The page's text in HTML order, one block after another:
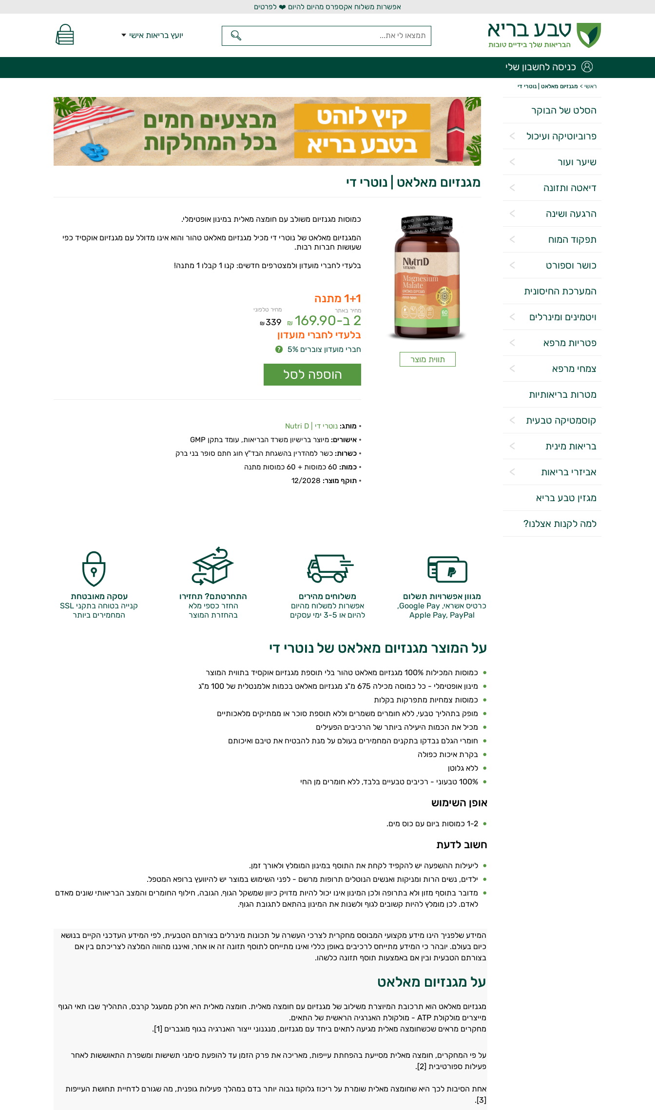
אפשרות משלוח אקספרס מהיום להיום ❤️ לפרטים
יועץ בריאות אישי
כניסה לחשבון שלי
ראשי > מגנזיום מאלאט | נוטרי די
הסלט של הבוקר
פרוביוטיקה ועיכול
שיער ועור
דיאטה ותזונה
הרגעה ושינה
תפקוד המוח
כושר וספורט
המערכת החיסונית
ויטמינים ומינרלים
פטריות מרפא
צמחי מרפא
מטרות בריאותיות
קוסמטיקה טבעית
בריאות מינית
אביזרי בריאות
מגזין טבע בריא
למה לקנות אצלנו?
מגנזיום מאלאט | נוטרי די
תווית מוצר
כמוסות מגנזיום משולב עם חומצה מאלית במינון אופטימלי.
המגנזיום מאלאט של נוטרי די מכיל מגנזיום מאלאט טהור והוא אינו מדולל עם מגנזיום אוקסיד כפי
שעושות חברות רבות.
בלעדי לחברי מועדון ולמצטרפים חדשים: קנו 1 קבלו 1 מתנה!
1+1 מתנה
מחיר באתר
2 ב- 169.90
₪
מחיר טלפוני
339
₪
בלעדי לחברי מועדון
חברי מועדון צוברים 5%
מותג: נוטרי די | Nutri D
אישורים: מיוצר ברישיון משרד הבריאות, עומד בתקן GMP
כשרות: כשר למהדרין בהשגחת הבד"ץ חוג חתם סופר בני ברק
כמות:
תוקף מוצר:
מגוון אפשרויות תשלום
כרטיס אשראי, Google Pay,
Apple Pay, PayPal
משלוחים מהירים
אפשרות למשלוח מהיום
להיום או 3-5 ימי עסקים
התחרטתם? תחזירו
החזר כספי מלא
בהחזרת המוצר
עסקה מאובטחת
קנייה בטוחה בתקני SSL
המחמירים ביותר
על המוצר מגנזיום מאלאט של נוטרי די
כמוסות המכילות 100% מגנזיום מאלאט טהור בלי תוספת מגנזיום אוקסיד בתווית המוצר
מינון אופטימלי - כל כמוסה מכילה 675 מ"ג מגנזיום מאלאט בכמות אלמנטלית של 100 מ"ג
כמוסות צמחיות מתפרקות בקלות
מופק בתהליך טבעי, ללא חומרים משמרים וללא תוספת סוכר או ממתיקים מלאכותיים
מכיל את הכמות היעילה ביותר של הרכיבים הפעילים
חומרי הגלם נבדקו בתקנים המחמירים בעולם על מנת להבטיח את טיבם ואיכותם
בקרת איכות כפולה
ללא גלוטן
100% טבעוני - רכיבים טבעיים בלבד, ללא חומרים מן החי
אופן השימוש
1-2 כמוסות ביום עם כוס מים.
חשוב לדעת
ליעילות ההשפעה יש להקפיד לקחת את התוסף במינון המומלץ ולאורך זמן.
ילדים, נשים הרות ומניקות ואנשים הנוטלים תרופות מרשם - לפני השימוש במוצר יש להיוועץ ברופא המטפל.
מדובר בתוסף מזון ולא בתרופה ולכן המינון אינו יכול להיות מדויק כיוון שמשקל הגוף, הגובה, חילוף החומרים והמצב הבריאותי שונים מאדם
לאדם. לכן מומלץ להיות קשובים לגוף ולשנות את המינון בהתאם לתגובת הגוף.
המידע שלפניך הינו מידע מקצועי המבוסס מחקרית לצרכי העשרה על תכונות מינרלים בצורתם הטבעית, לפי המידע העדכני הקיים בנושא
כיום בעולם. יובהר כי המידע מתייחס לרכיבים באופן כללי ואינו מתייחס לתוסף תזונה זה או אחר, ואיננו מהווה המלצה לצריכתם בין אם
בצורתם הטבעית ובין אם באמצעות תוסף תזונה כלשהו.
על מגנזיום מאלאט
מגנזיום מאלאט הוא תרכובת המיוצרת משילוב של מגנזיום עם חומצה מאלית. חומצה מאלית היא חלק ממעגל קרבס, התהליך שבו תאי הגוף
מייצרים מולקולת ATP - מולקולת האנרגיה הראשית של התאים.
מחקרים מראים שכשחומצה מאלית מגיעה לתאים ביחד עם מגנזיום, מנגנוני ייצור האנרגיה בגוף מוגברים [1].
על פי המחקרים, חומצה מאלית מסייעת בהפחתת עייפות, מאריכה את פרק הזמן עד להופעת סימני תשישות ומשפרת התאוששות לאחר
פעילות ספורטיבית [2].
אחת הסיבות לכך היא שחומצה מאלית שומרת על ריכוז גלוקוז גבוה יותר בדם במהלך פעילות גופנית, מה שגורם לדחיית תחושת העייפות
[3].